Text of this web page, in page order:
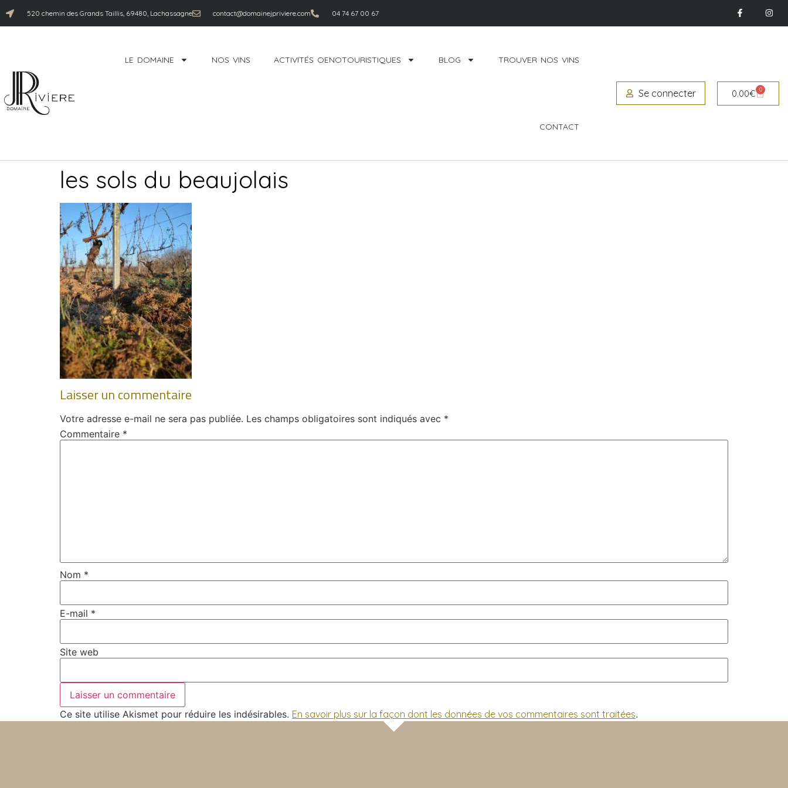
520 chemin des Grands Taillis, 69480, Lachassagne contact@domainejpriviere.com 04 74 67 00 67
LE DOMAINE NOS VINS ACTIVITÉS OENOTOURISTIQUES BLOG TROUVER NOS VINS
CONTACT
Se connecter 0.00€ 0
les sols du beaujolais
Laisser un commentaire
Votre adresse e-mail ne sera pas publiée. Les champs obligatoires sont indiqués avec *
Commentaire *
Nom *
E-mail *
Site web
Ce site utilise Akismet pour réduire les indésirables. En savoir plus sur la façon dont les données de vos commentaires sont traitées.